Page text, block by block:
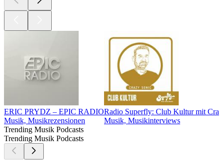
ERIC PRYDZ – EPIC RADIO
Musik, Musikrezensionen
Radio Superfly: Club Kultur mit
Musik, Musikinterviews
Trending Musik Podcasts
Trending Musik Podcasts